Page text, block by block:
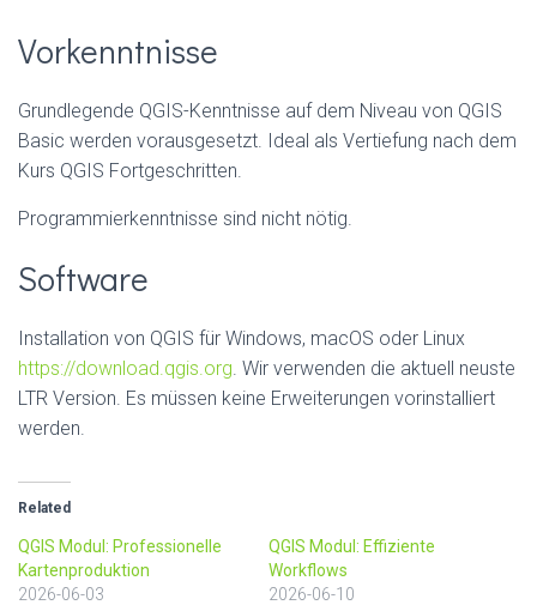
Vorkenntnisse
Grundlegende QGIS-Kenntnisse auf dem Niveau von QGIS
Basic werden vorausgesetzt. Ideal als Vertiefung nach dem
Kurs QGIS Fortgeschritten.
Programmierkenntnisse sind nicht nötig.
Software
Installation von QGIS für Windows, macOS oder Linux
https://download.qgis.org. Wir verwenden die aktuell neuste
LTR Version. Es müssen keine Erweiterungen vorinstalliert
werden.
Related
QGIS Modul: Professionelle
Kartenproduktion
2026-06-03
QGIS Modul: Effiziente
Workflows
2026-06-10